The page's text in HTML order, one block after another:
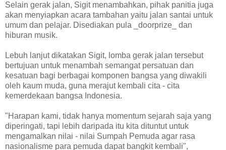
Selain gerak jalan, Sigit menambahkan, pihak panitia juga
akan menyiapkan acara tambahan yaitu jalan santai untuk
umum dan pelajar. Disediakan pula _doorprize_ dan
hiburan musik.
Lebuh lanjut dikatakan Sigit, lomba gerak jalan tersebut
bertujuan untuk menambah semangat persatuan dan
kesatuan bagi berbagai komponen bangsa yang diwakili
oleh kaum muda, guna merajut kembali cita - cita
kemerdekaan bangsa Indonesia.
"Harapan kami, tidak hanya momentum sejarah saja yang
diperingati, tapi lebih daripada itu kita dituntut untuk
mengamalkan nilai - nilai Sumpah Pemuda agar rasa
nasionalisme para pemuda dapat bangkit kembali",